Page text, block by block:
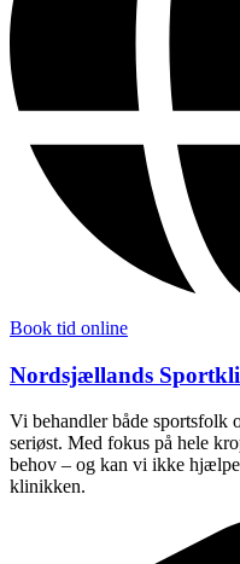
Book tid online
Nordsjællands
Vi behandler både sportsfolk
seriøst. Med fokus på hele
behov – og kan vi ikke
klinikken.